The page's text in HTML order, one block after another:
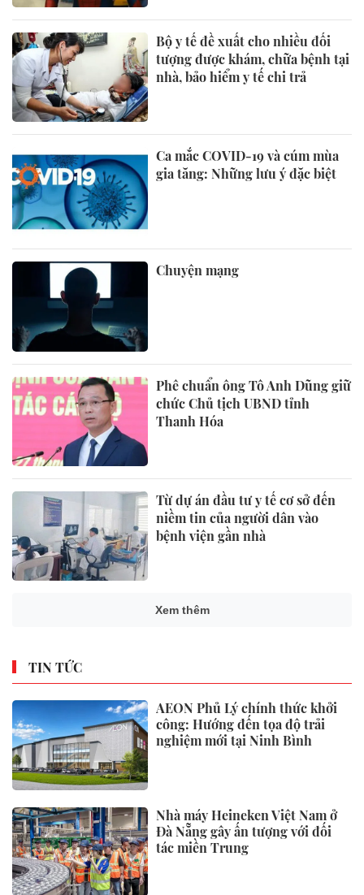
Bộ y tế đề xuất cho nhiều đối
tượng được khám, chữa bệnh tại
nhà, bảo hiểm y tế chi trả
Ca mắc COVID-19 và cúm mùa
gia tăng: Những lưu ý đặc biệt
Chuyện mạng
Phê chuẩn ông Tô Anh Dũng giữ
chức Chủ tịch UBND tỉnh
Thanh Hóa
Từ dự án đầu tư y tế cơ sở đến
niềm tin của người dân vào
bệnh viện gần nhà
Xem thêm
TIN TỨC
AEON Phủ Lý chính thức khởi
công: Hướng đến tọa độ trải
nghiệm mới tại Ninh Bình
Nhà máy Heineken Việt Nam ở
Đà Nẵng gây ấn tượng với đối
tác miền Trung